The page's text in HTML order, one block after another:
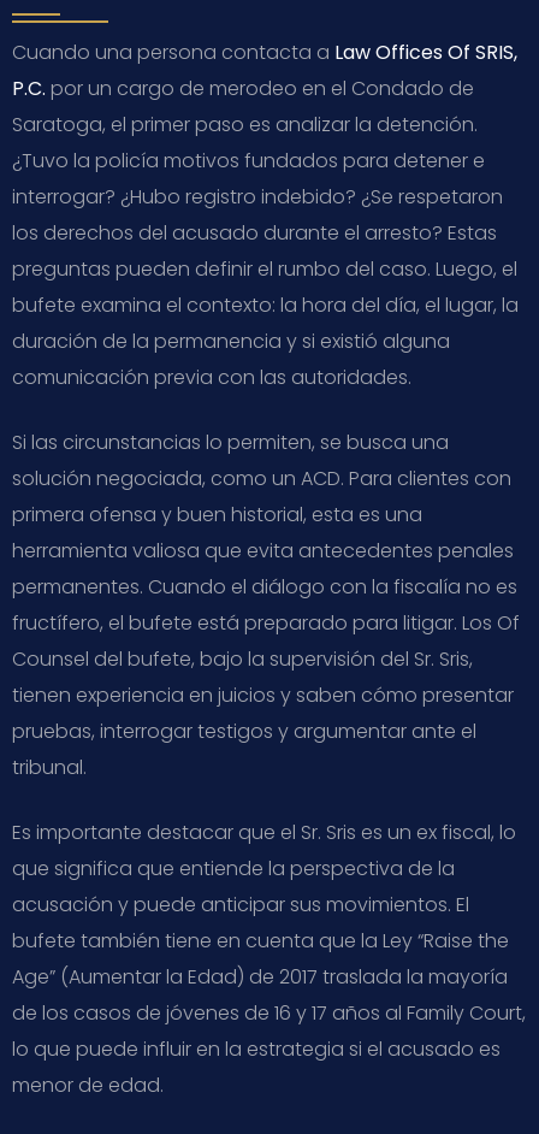
Cuando una persona contacta a Law Offices Of SRIS,
P.C. por un cargo de merodeo en el Condado de
Saratoga, el primer paso es analizar la detención.
¿Tuvo la policía motivos fundados para detener e
interrogar? ¿Hubo registro indebido? ¿Se respetaron
los derechos del acusado durante el arresto? Estas
preguntas pueden definir el rumbo del caso. Luego, el
bufete examina el contexto: la hora del día, el lugar, la
duración de la permanencia y si existió alguna
comunicación previa con las autoridades.
Si las circunstancias lo permiten, se busca una
solución negociada, como un ACD. Para clientes con
primera ofensa y buen historial, esta es una
herramienta valiosa que evita antecedentes penales
permanentes. Cuando el diálogo con la fiscalía no es
fructífero, el bufete está preparado para litigar. Los Of
Counsel del bufete, bajo la supervisión del Sr. Sris,
tienen experiencia en juicios y saben cómo presentar
pruebas, interrogar testigos y argumentar ante el
tribunal.
Es importante destacar que el Sr. Sris es un ex fiscal, lo
que significa que entiende la perspectiva de la
acusación y puede anticipar sus movimientos. El
bufete también tiene en cuenta que la Ley “Raise the
Age” (Aumentar la Edad) de 2017 traslada la mayoría
de los casos de jóvenes de 16 y 17 años al Family Court,
lo que puede influir en la estrategia si el acusado es
menor de edad.